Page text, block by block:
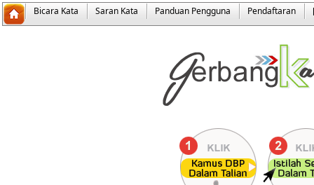
Bicara Kata Saran Kata Panduan Pengguna Pendaftaran